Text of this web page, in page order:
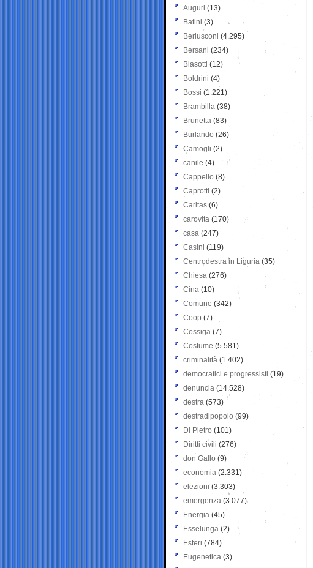
Auguri (13)
Batini (3)
Berlusconi (4.295)
Bersani (234)
Biasotti (12)
Boldrini (4)
Bossi (1.221)
Brambilla (38)
Brunetta (83)
Burlando (26)
Camogli (2)
canile (4)
Cappello (8)
Caprotti (2)
Caritas (6)
carovita (170)
casa (247)
Casini (119)
Centrodestra in Liguria (35)
Chiesa (276)
Cina (10)
Comune (342)
Coop (7)
Cossiga (7)
Costume (5.581)
criminalità (1.402)
democratici e progressisti (19)
denuncia (14.528)
destra (573)
destradipopolo (99)
Di Pietro (101)
Diritti civili (276)
don Gallo (9)
economia (2.331)
elezioni (3.303)
emergenza (3.077)
Energia (45)
Esselunga (2)
Esteri (784)
Eugenetica (3)